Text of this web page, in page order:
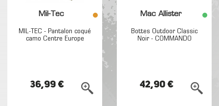
Mil-Tec
MIL-TEC - Pantalon coqué
camo Centre Europe
36,99 €
Mac Allister
Bottes Outdoor Classic
Noir - COMMANDO
42,90 €